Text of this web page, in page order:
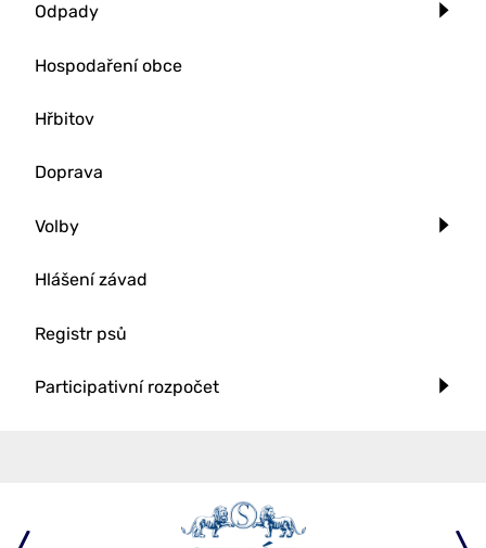
Odpady
Hospodaření obce
Hřbitov
Doprava
Volby
Hlášení závad
Registr psů
Participativní rozpočet